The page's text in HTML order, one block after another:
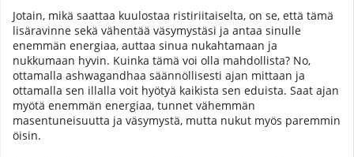
Jotain, mikä saattaa kuulostaa ristiriitaiselta, on se, että tämä
lisäravinne sekä vähentää väsymystäsi ja antaa sinulle
enemmän energiaa, auttaa sinua nukahtamaan ja
nukkumaan hyvin. Kuinka tämä voi olla mahdollista? No,
ottamalla ashwagandhaa säännöllisesti ajan mittaan ja
ottamalla sen illalla voit hyötyä kaikista sen eduista. Saat ajan
myötä enemmän energiaa, tunnet vähemmän
masentuneisuutta ja väsymystä, mutta nukut myös paremmin
öisin.